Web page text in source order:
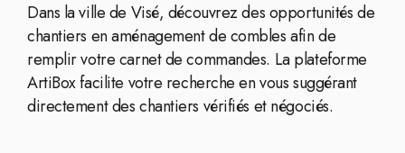
Dans la ville de Visé, découvrez des opportunités de
chantiers en aménagement de combles afin de
remplir votre carnet de commandes. La plateforme
ArtiBox facilite votre recherche en vous suggérant
directement des chantiers vérifiés et négociés.